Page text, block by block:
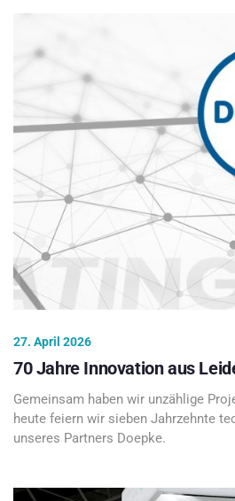
27. April 2026
70 Jahre Innovation aus
Gemeinsam haben wir unzählige
heute feiern wir sieben Jahrzehnte
unseres Partners Doepke.